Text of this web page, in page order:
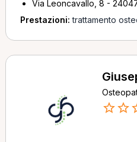
Via Leoncavallo, 8 -
Prestazioni:trattamento